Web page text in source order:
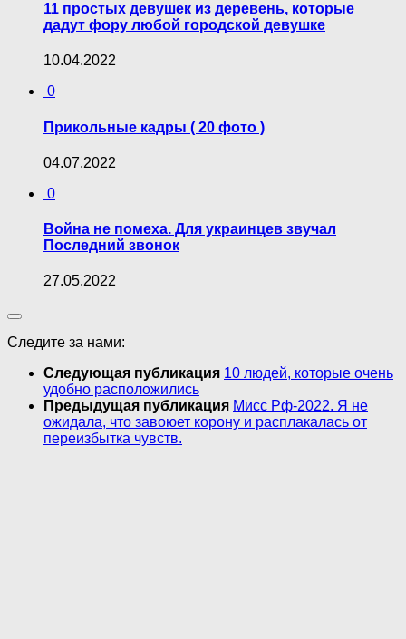
11 простых девушек из деревень, которые
дадут фору любой городской девушке
10.04.2022
0
Прикольные кадры ( 20 фото )
04.07.2022
0
Война не помеха. Для украинцев звучал
Последний звонок
27.05.2022
Следите за нами:
Следующая публикация 10 людей, которые очень
удобно расположились
Предыдущая публикация Мисс Рф-2022. Я не
ожидала, что завоюет корону и расплакалась от
переизбытка чувств.